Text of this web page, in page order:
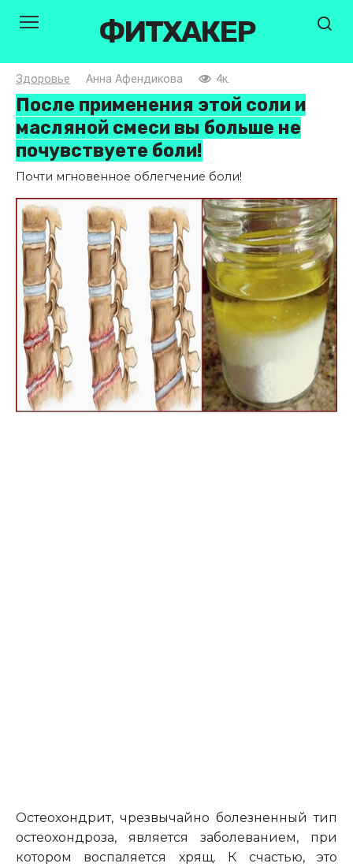
ФИТХАКЕР
Здоровье Анна Афендикова 4к.
После применения этой соли и
масляной смеси вы больше не
почувствуете боли!
Почти мгновенное облегчение боли!
Остеохондрит, чрезвычайно болезненный тип
остеохондроза, является заболеванием, при
котором воспаляется хрящ. К счастью, это